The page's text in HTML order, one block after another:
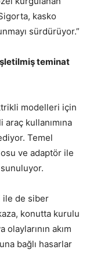
kasko
sürdürüyor.”
teminat
modelleri için
kullanımına
Temel
ve adaptör ile
ile de siber
konutta kurulu
akım
bağlı hasarlar